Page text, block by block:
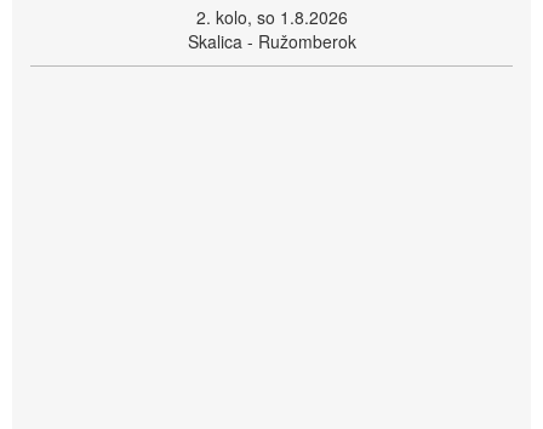
2. kolo, so 1.8.2026
Skalica - Ružomberok